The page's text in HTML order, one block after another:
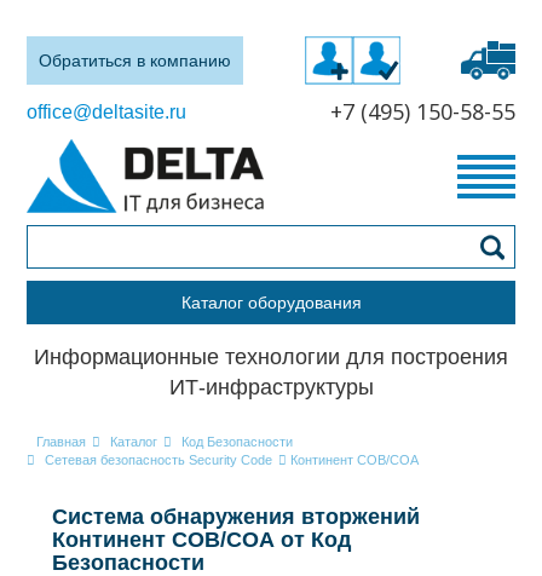
Обратиться в компанию
office@deltasite.ru +7 (495) 150-58-55
Каталог оборудования
Информационные технологии для построения
ИТ-инфраструктуры
Главная Каталог
Код Безопасности
Сетевая безопасность Security Code
Континент СОВ/СОА
Система обнаружения вторжений
Континент СОВ/СОА от Код
Безопасности